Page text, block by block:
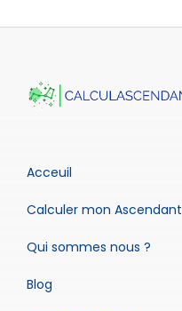
Acceuil
Calculer mon Ascendant
Qui sommes nous ?
Blog